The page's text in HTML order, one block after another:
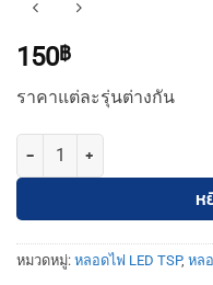
150฿
ราคาแต่ละรุ่นต่างกัน
จำนวน หลอดไฟวินเทจLEDด
ห
หมวดหมู่: หลอดไฟ LED TSP, หล